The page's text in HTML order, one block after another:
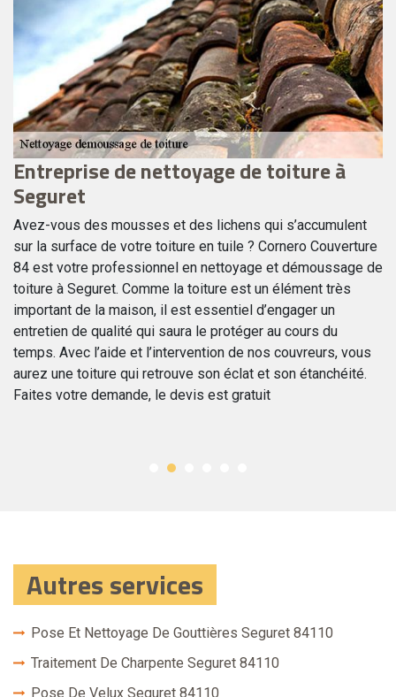
Entreprise de nettoyage de toiture à
Seguret
Avez-vous des mousses et des lichens qui s’accumulent
sur la surface de votre toiture en tuile ? Cornero Couverture
84 est votre professionnel en nettoyage et démoussage de
toiture à Seguret. Comme la toiture est un élément très
important de la maison, il est essentiel d’engager un
entretien de qualité qui saura le protéger au cours du
temps. Avec l’aide et l’intervention de nos couvreurs, vous
aurez une toiture qui retrouve son éclat et son étanchéité.
Faites votre demande, le devis est gratuit
Autres services
Pose Et Nettoyage De Gouttières Seguret 84110
Traitement De Charpente Seguret 84110
Pose De Velux Seguret 84110